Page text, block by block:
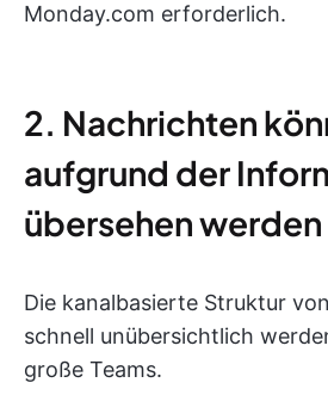
Monday.com erforderlich.
2. Nachrichten
aufgrund der
übersehen werden
Die kanalbasierte Struktur
schnell unübersichtlich
große Teams.